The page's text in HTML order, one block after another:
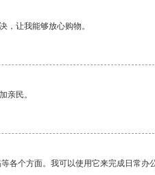
，让我能够放心购物。
亲民。
各个方面。我可以使用它来完成日常办